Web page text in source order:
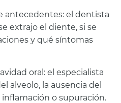
antecedentes: el dentista
extrajo el diente, si se
y qué síntomas
oral: el especialista
alveolo, la ausencia del
o supuración.